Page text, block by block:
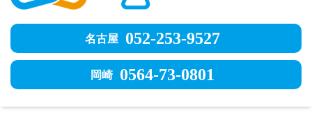
名古屋 052-253-9527
岡崎 0564-73-0801